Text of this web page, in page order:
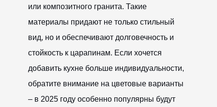
или композитного гранита. Такие
материалы придают не только стильный
вид, но и обеспечивают долговечность и
стойкость к царапинам. Если хочется
добавить кухне больше индивидуальности,
обратите внимание на цветовые варианты
– в 2025 году особенно популярны будут